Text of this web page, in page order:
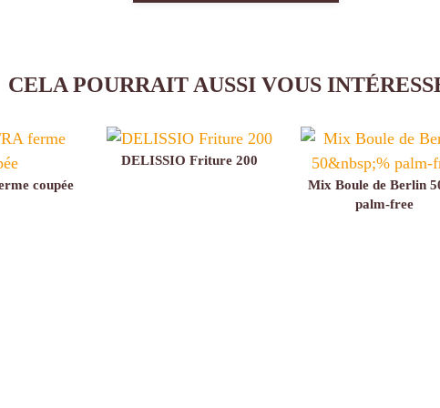
CELA POURRAIT AUSSI VOUS
coupée
DELISSIO Friture 200
Mix Boule de Berlin
palm-free